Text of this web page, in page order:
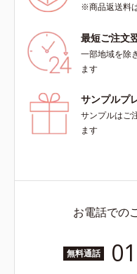
※商品返送料
最短ご注文
一部地域を除
ます
サンプルプ
サンプルはご
ます
お電話での
無料通話